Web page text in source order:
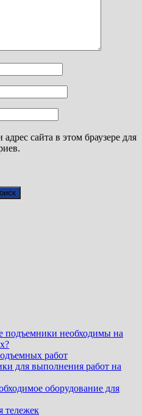
сайта в этом браузере для
подъемники необходимы на
работ
для выполнения работ на
оборудование для
тележек